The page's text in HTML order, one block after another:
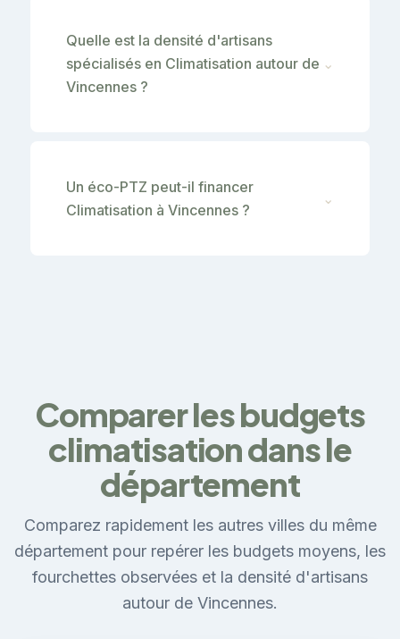
Quelle est la densité d'artisans
spécialisés en Climatisation autour de
Vincennes ?
⌄
Un éco-PTZ peut-il financer
Climatisation à Vincennes ?
⌄
Comparer les budgets
climatisation dans le
département
Comparez rapidement les autres villes du même
département pour repérer les budgets moyens, les
fourchettes observées et la densité d'artisans
autour de Vincennes.